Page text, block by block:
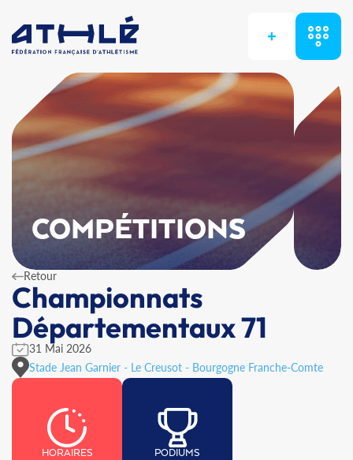
+
COMPÉTITIONS
Retour
Championnats
Départementaux 71
31 Mai 2026
Stade Jean Garnier - Le Creusot - Bourgogne Franche-Comte
HORAIRES PODIUMS